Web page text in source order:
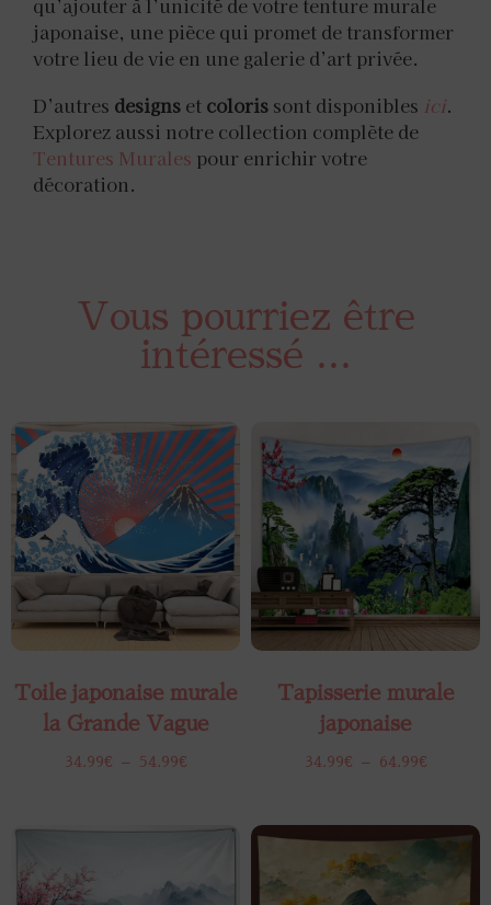
qu’ajouter à l’unicité de votre tenture murale
japonaise, une pièce qui promet de transformer
votre lieu de vie en une galerie d’art privée.
D’autres designs et coloris sont disponibles ici.
Explorez aussi notre collection complète de
Tentures Murales pour enrichir votre
décoration.
Vous pourriez être
intéressé ...
Toile japonaise murale
la Grande Vague
34.99€ – 54.99€
Tapisserie murale
japonaise
34.99€ – 64.99€